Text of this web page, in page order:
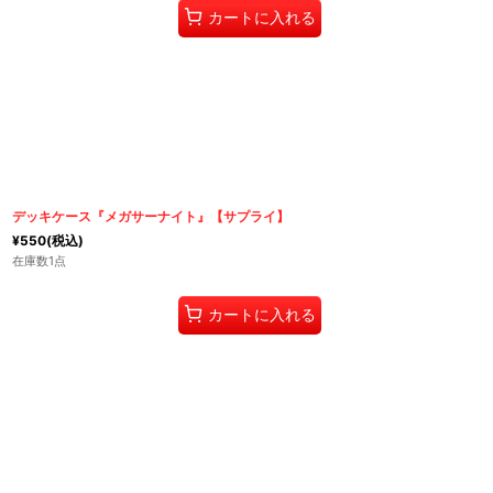
カートに入れる
デッキケース『メガサーナイト』【サプライ】
¥550(税込)
在庫数1点
カートに入れる